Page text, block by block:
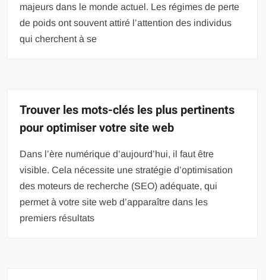
majeurs dans le monde actuel. Les régimes de perte
de poids ont souvent attiré l’attention des individus
qui cherchent à se
Trouver les mots-clés les plus pertinents
pour optimiser votre site web
Dans l’ère numérique d’aujourd’hui, il faut être
visible. Cela nécessite une stratégie d’optimisation
des moteurs de recherche (SEO) adéquate, qui
permet à votre site web d’apparaître dans les
premiers résultats